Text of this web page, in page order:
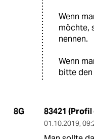
Wenn
möchte,
nennen.
Wenn
bitte
8G 83421
01.10.2019,